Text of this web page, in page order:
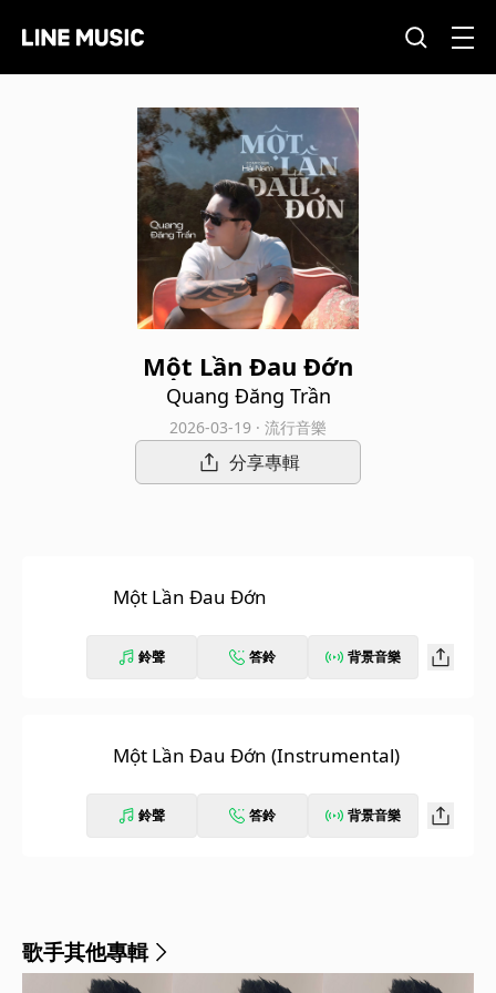
Một Lần Đau Đớn
Quang Đăng Trần
2026-03-19 · 流行音樂
分享專輯
Một Lần Đau Đớn
鈴聲 答鈴 背景音樂
Một Lần Đau Đớn (Instrumental)
鈴聲 答鈴 背景音樂
歌手其他專輯